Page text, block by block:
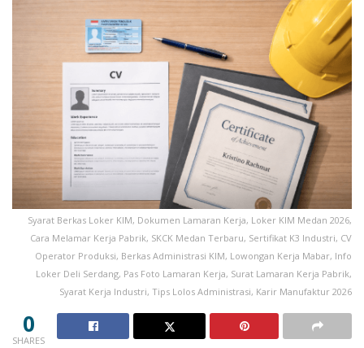
Syarat Berkas Loker KIM, Dokumen Lamaran Kerja, Loker KIM Medan 2026,
Cara Melamar Kerja Pabrik, SKCK Medan Terbaru, Sertifikat K3 Industri, CV
Operator Produksi, Berkas Administrasi KIM, Lowongan Kerja Mabar, Info
Loker Deli Serdang, Pas Foto Lamaran Kerja, Surat Lamaran Kerja Pabrik,
Syarat Kerja Industri, Tips Lolos Administrasi, Karir Manufaktur 2026
0
SHARES